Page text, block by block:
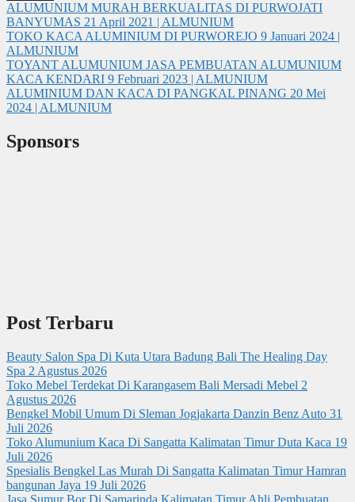
ALUMUNIUM MURAH BERKUALITAS DI PURWOJATI
BANYUMAS 21 April 2021 | ALMUNIUM
TOKO KACA ALUMINIUM DI PURWOREJO 9 Januari 2024 |
ALMUNIUM
TOYANT ALUMUNIUM JASA PEMBUATAN ALUMUNIUM
KACA KENDARI 9 Februari 2023 | ALMUNIUM
ALUMINIUM DAN KACA DI PANGKAL PINANG 20 Mei
2024 | ALMUNIUM
Sponsors
Post Terbaru
Beauty Salon Spa Di Kuta Utara Badung Bali The Healing Day
Spa 2 Agustus 2026
Toko Mebel Terdekat Di Karangasem Bali Mersadi Mebel 2
Agustus 2026
Bengkel Mobil Umum Di Sleman Jogjakarta Danzin Benz Auto 31
Juli 2026
Toko Alumunium Kaca Di Sangatta Kalimatan Timur Duta Kaca 19
Juli 2026
Spesialis Bengkel Las Murah Di Sangatta Kalimatan Timur Hamran
bangunan Jaya 19 Juli 2026
Jasa Sumur Bor Di Samarinda Kalimatan Timur Ahli Pembuatan